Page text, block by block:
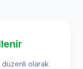
olarak